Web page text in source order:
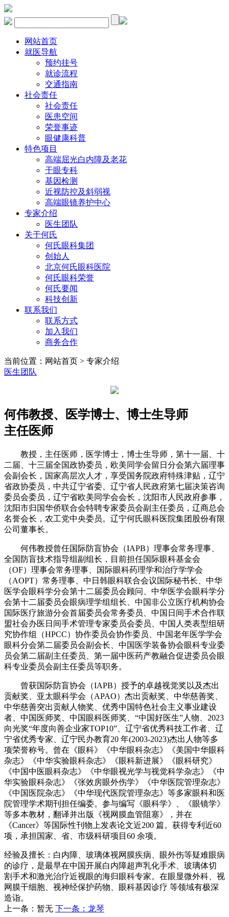
网站首页
就医导航
预约挂号
就诊流程
交通指南
社会责任
社会责任
医患空间
荣誉事迹
眼健康科普
特色项目
高端屈光白内障及老花
干眼专科
基因检测
近视防控及斜弱视
高端眼镜养护中心
专家介绍
医生团队
关于何氏
何氏眼科集团
创始人
北京何氏眼科医院
何氏眼科荣誉
何氏要闻
科技创新
联系我们
联系方式
加入我们
商务合作
当前位置：网站首页 > 专家介绍
医生团队
何伟教授、医学博士、博士生导师
主任医师
教授，主任医师，医学博士，博士生导师，第十一届、十
二届、十三届全国政协委员，欧美同学会留日分会第六届理事
会副会长，国家高层次人才，享受国务院政府特殊津贴，辽宁
省政协委员，中共辽宁省委、辽宁省人民政府第七届决策咨询
委员会委员，辽宁省欧美同学会会长，沈阳市人民政府参事，
沈阳市归国华侨联合会特聘专家委员会副主任委员，辽商总会
名誉会长，农工党中央委员。辽宁何氏眼科医院集团股份有限
公司董事长。
何伟教授曾任国际防盲协会（IAPB）理事会常务理事、
全国防盲技术指导组副组长，目前担任国际眼科基金会
（OF）理事会常务理事、国际眼科药理学和治疗学学会
（AOPT）常务理事、中日韩眼科联合会议国际秘书长、中华
医学会眼科学分会第十二届委员会顾问、中华医学会眼科学分
会第十二届委员会眼病理学组组长、中国非公立医疗机构协会
国际医疗旅游分会首届委员会常务委员、中国日间手术合作联
盟社会办医日间手术管理专家委员会委员、中国人类表型组研
究协作组（HPCC）协作委员会协作委员、中国老年医学学会
眼科分会第二届委员会副会长、中国医学装备协会眼科专业委
员会第二届副主任委员、第一届中医药产教融合促进委员会眼
科专业委员会副主任委员等职务。
曾获国际防盲协会（IAPB）授予的卓越视觉奖以及杰出
贡献奖、亚太眼科学会（APAO）杰出贡献奖、中华慈善奖、
中华慈善突出贡献人物奖、优秀中国特色社会主义事业建设
者、中国医师奖、中国眼科医师奖、“中国好医生”人物、2023
向光奖“年度向善企业家TOP10”、辽宁省优秀科技工作者、辽
宁省优秀专家、辽宁民办教育20 年(2003-2023)杰出人物等多
项荣誉称号。曾在《眼科》《中华眼科杂志》《美国中华眼科
杂志》《中华实验眼科杂志》《眼科新进展》《眼科研究》
《中国中医眼科杂志》《中华眼视光学与视觉科学杂志》《中
华实验眼科杂志》《张效房眼外伤学》《中华医院管理杂志》
《中国医院杂志》《中华现代医院管理杂志》等多家眼科和医
院管理学术期刊担任编委。参与编写《眼科学》、《眼镜学》
等多本教材，翻译并出版《视网膜血管阻塞》，并在
《Cancer》等国际性刊物上发表论文近200 篇。获得专利近60
项，承担国家、省、市级科研项目60 余项。
经验及擅长：白内障、玻璃体视网膜疾病、眼外伤等疑难眼病
的诊疗，是最早在中国开展白内障超声乳化手术、玻璃体切
割手术和激光治疗近视眼的海归眼科专家。在眼显微外科、视
网膜干细胞、视神经保护药物、眼科基因诊疗 等领域有极深
造诣。
上一条：暂无 下一条：龙琴